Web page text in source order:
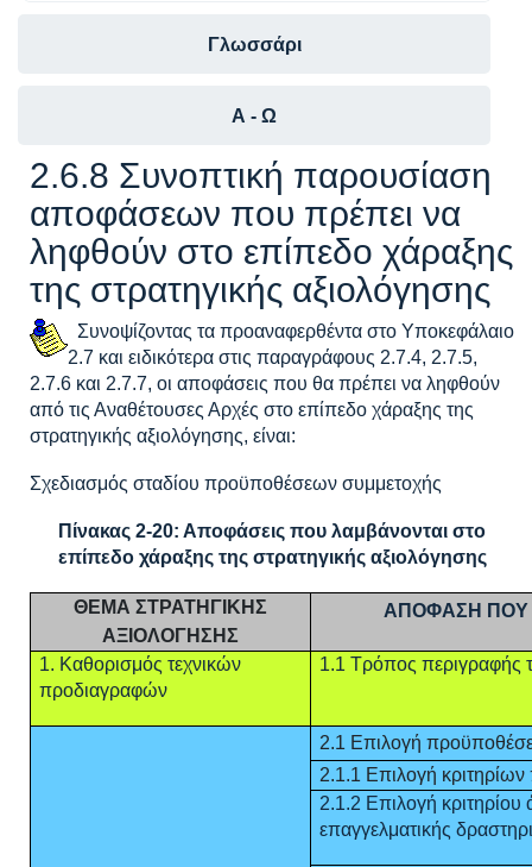
Γλωσσάρι
Α - Ω
2.6.8 Συνοπτική παρουσίαση
αποφάσεων που πρέπει να
ληφθούν στο επίπεδο χάραξης
της στρατηγικής αξιολόγησης
Συνοψίζοντας τα προαναφερθέντα στο Υποκεφάλαιο
2.7 και ειδικότερα στις παραγράφους 2.7.4, 2.7.5,
2.7.6 και 2.7.7, οι αποφάσεις που θα πρέπει να ληφθούν
από τις Αναθέτουσες Αρχές στο επίπεδο χάραξης της
στρατηγικής αξιολόγησης, είναι:
Σχεδιασμός σταδίου προϋποθέσεων συμμετοχής
Πίνακας 2-20: Αποφάσεις που λαμβάνονται στο
επίπεδο χάραξης της στρατηγικής αξιολόγησης
ΘΕΜΑ ΣΤΡΑΤΗΓΙΚΗΣ
ΑΞΙΟΛΟΓΗΣΗΣ
ΑΠΟΦΑΣΗ ΠΟΥ
1. Καθορισμός τεχνικών
προδιαγραφών
1.1 Τρόπος περιγραφής
2.1 Επιλογή
2.1.1 Επιλογή
2.1.2 Επιλογή κριτηρίου
επαγγελματικής